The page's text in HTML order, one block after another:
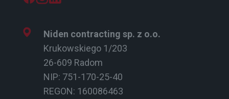
Niden contracting sp. z o.o.
Krukowskiego 1/203
26-609 Radom
NIP: 751-170-25-40
REGON: 160086463